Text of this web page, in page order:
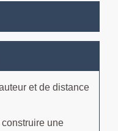
et de distance
une